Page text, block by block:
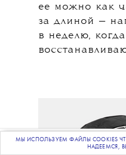
ПОДПИСЫВАЙТЕСЬНА
ее можно как
за длиной —
в неделю,
МЫ ИСПОЛЬЗУЕМ ФАЙЛЫ COOKIES
НАДЕЕМСЯ,